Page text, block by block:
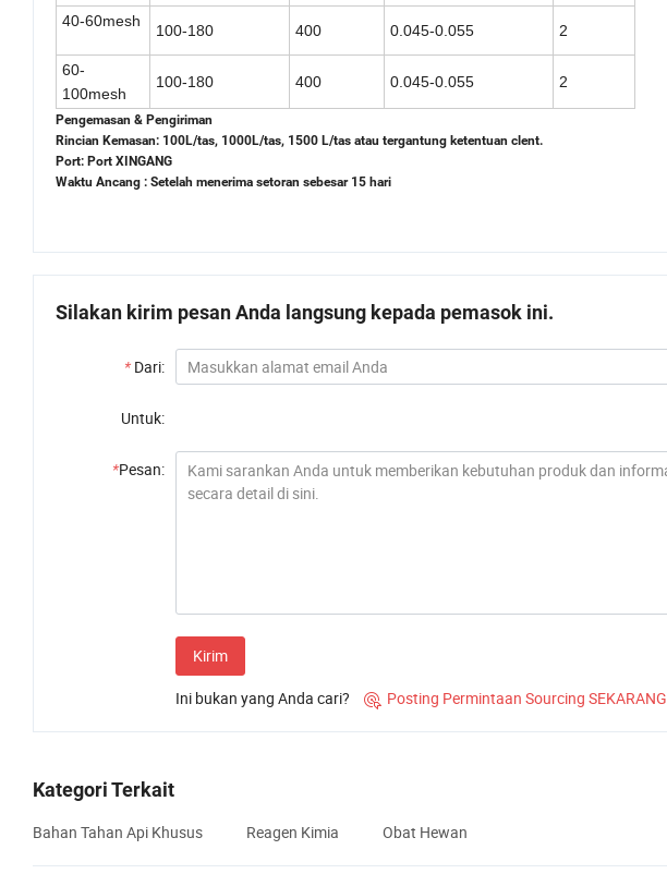
40-60mesh
100-180 400 0.045-0.055 2
60-
100mesh
100-180 400 0.045-0.055 2
Pengemasan & Pengiriman
Rincian Kemasan: 100L/tas, 1000L/tas, 1500 L/tas atau tergantung ketentuan clent.
Port: Port XINGANG
Waktu Ancang : Setelah menerima setoran sebesar 15 hari
Silakan kirim pesan Anda langsung kepada pemasok ini.
* Dari:
Untuk:
*Pesan:
Kirim
Ini bukan yang Anda cari?  Posting Permintaan Sourcing SEKARANG
Kategori Terkait
Bahan Tahan Api Khusus Reagen Kimia Obat Hewan